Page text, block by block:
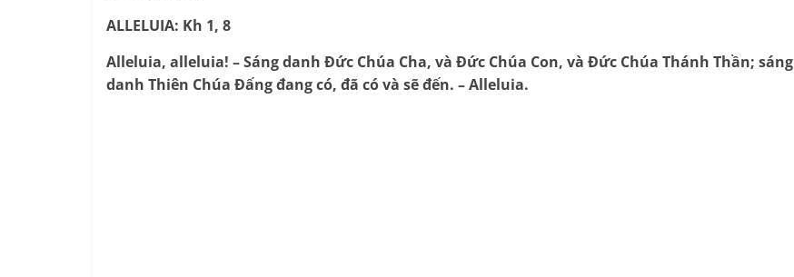
ALLELUIA: Kh 1, 8
Alleluia, alleluia! – Sáng danh Đức Chúa Cha, và Đức Chúa Con, và Đức Chúa Thánh Thần; sáng
danh Thiên Chúa Đấng đang có, đã có và sẽ đến. – Alleluia.